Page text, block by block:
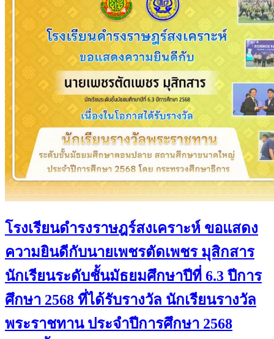
โรงเรียนดำรงราษฎร์สงเคราะห์ ขอแสดง
ความยินดีกับนายเพชรตัดเพชร มุสิกสาร
นักเรียนระดับชั้นมัธยมศึกษาปีที่ 6.3 ปีการ
ศึกษา 2568 ที่ได้รับรางวัล นักเรียนรางวัล
พระราชทาน ประจำปีการศึกษา 2568